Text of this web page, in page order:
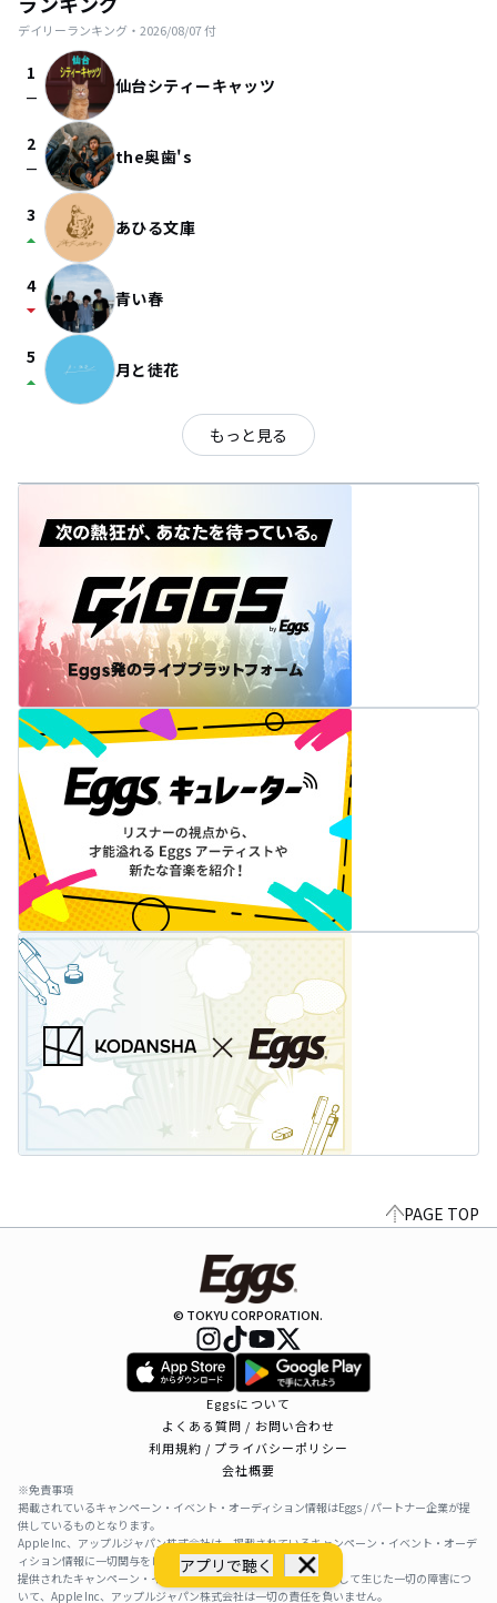
アプリで聴く
デイリーランキング・ 2026/08/07付
1
check_indeterminate_small 仙台シティーキャッツ
2
check_indeterminate_small the奥歯's
3
arrow_drop_up あひる文庫
4
arrow_drop_down 青い春
5
arrow_drop_up 月と徒花
もっと見る
PAGE TOP
© TOKYU CORPORATION.
Eggsについて
よくある質問 / お問い合わせ
利用規約 / プライバシーポリシー
会社概要
※免責事項
掲載されているキャンペーン・イベント・オーディション情報はEggs / パートナー企業が提
供しているものとなります。
Apple Inc、アップルジャパン株式会社は、掲載されているキャンペーン・イベント・オーデ
ィション情報に一切関与をしておりません。
提供されたキャンペーン・イベント・オーディション情報を利用して生じた一切の障害につ
いて、Apple Inc、アップルジャパン株式会社は一切の責任を負いません。